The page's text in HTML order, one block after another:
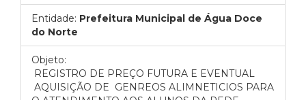
Entidade: Prefeitura Municipal de Água Doce
do Norte
Objeto:
REGISTRO DE PREÇO FUTURA E EVENTUAL
AQUISIÇÃO DE GENREOS ALIMNETICIOS PARA